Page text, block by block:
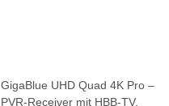
GigaBlue UHD Quad 4K Pro –
PVR-Receiver mit HBB-TV,